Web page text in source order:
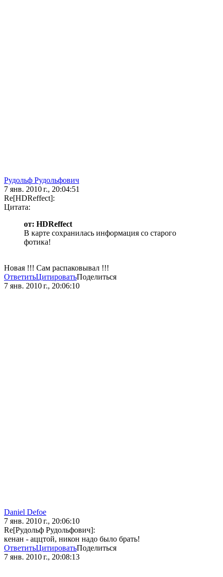
Рудольф Рудольфович
7 янв. 2010 г., 20:04:51
Re[HDReffect]:
Цитата:
от: HDReffect
В карте сохранилась информация со старого
фотика!
Новая !!! Сам распаковывал !!!
ОтветитьЦитироватьПоделиться
7 янв. 2010 г., 20:06:10
Daniel Defoe
7 янв. 2010 г., 20:06:10
Re[Рудольф Рудольфович]:
кенан - аццтой, никон надо было брать!
ОтветитьЦитироватьПоделиться
7 янв. 2010 г., 20:08:13